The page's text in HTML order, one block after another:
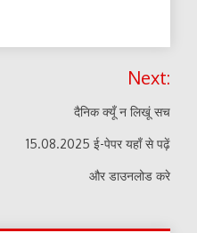
Next:
दैनिक क्यूँ न लिखूं सच
15.08.2025 ई-पेपर यहाँ से पढ़ें
और डाउनलोड करे